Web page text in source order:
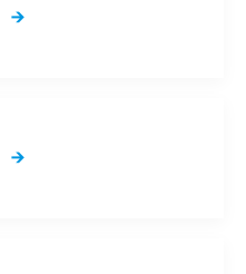
→
→